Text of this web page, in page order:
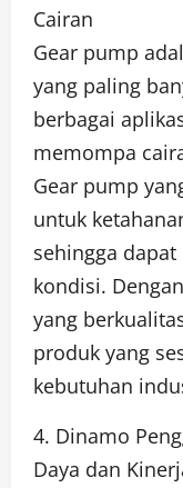
Cairan
Gear pump
yang paling
berbagai
memompa
Gear pump
untuk
sehingga
kondisi.
yang
produk yang
kebutuhan
4. Dinamo
Daya dan